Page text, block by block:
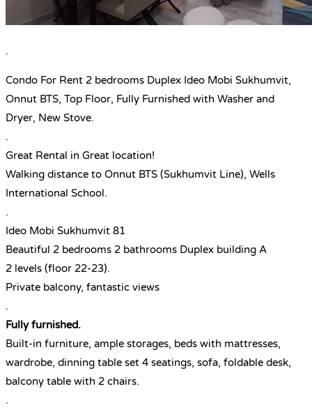
.
Condo For Rent 2 bedrooms Duplex Ideo Mobi Sukhumvit,
Onnut BTS, Top Floor, Fully Furnished with Washer and
Dryer, New Stove.
.
Great Rental in Great location!
Walking distance to Onnut BTS (Sukhumvit Line), Wells
International School.
.
Ideo Mobi Sukhumvit 81
Beautiful 2 bedrooms 2 bathrooms Duplex building A
2 levels (floor 22-23).
Private balcony, fantastic views
.
Fully furnished.
Built-in furniture, ample storages, beds with mattresses,
wardrobe, dinning table set 4 seatings, sofa, foldable desk,
balcony table with 2 chairs.
.